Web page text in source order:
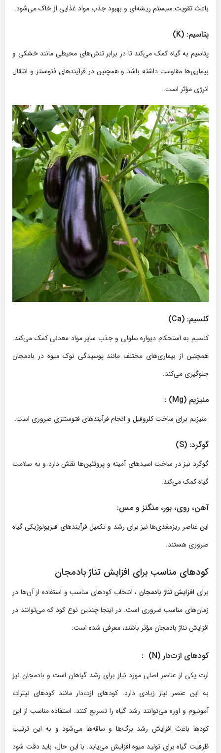
باعث تقویت سیستم ریشه‌ای و بهبود جذب مواد غذایی از خاک می‌شود.
پتاسیم: (K)
پتاسیم به گیاه کمک می‌کند تا در برابر تنش‌های محیطی مانند خشکی و
بیماری‌ها مقاومت داشته باشد و همچنین در فرآیندهای فتوسنتز و انتقال
انرژی مؤثر است.
کلسیم: (Ca)
کلسیم به استحکام دیواره سلولی و جذب سایر مواد معدنی کمک می‌کند.
همچنین از بیماری‌های مختلف مانند پوسیدگی نوک میوه در بادمجان
جلوگیری می‌کند.
منیزیم (Mg)
:
منیزیم برای ساخت کلروفیل و انجام فرآیندهای فتوسنتزی ضروری است.
گوگرد: (S)
گوگرد نیز در ساخت اسیدهای آمینه و پروتئین‌ها نقش دارد و به سلامت
گیاه کمک می‌کند.
آهن، روی، بور، منگنز و مس:
این عناصر ریزمغذی‌ها نیز برای رشد و تکمیل فرآیندهای فیزیولوژیکی گیاه
ضروری هستند.
کودهای مناسب برای افزایش تناژ بادمجان
برای افزایش تناژ بادمجان ، انتخاب کودهای مناسب و استفاده از آن‌ها در
زمان‌های مناسب ضروری است. در اینجا چندین نوع کود که می‌توانند در
افزایش تناژ بادمجان مؤثر باشند، معرفی شده است:
کودهای ازت‌دار (N)
:
ازت یکی از عناصر اصلی مورد نیاز برای رشد گیاهان است و بادمجان نیز
به این عنصر نیاز زیادی دارد. کودهای ازت‌دار مانند کودهای نیترات
آمونیوم و اوره می‌توانند رشد گیاه را تسریع کنند. استفاده مناسب از این
کودها باعث افزایش رشد برگ‌ها و ساقه‌ها می‌شود و به این ترتیب
ظرفیت گیاه برای تولید میوه افزایش می‌یابد. با این حال، باید دقت شود